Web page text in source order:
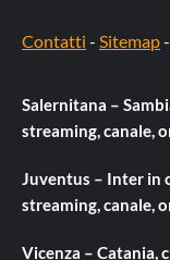
Contatti - Sitemap-
Salernitana –
streaming, canale,
Juventus – Inter in
streaming, canale,
Vicenza – Catania,